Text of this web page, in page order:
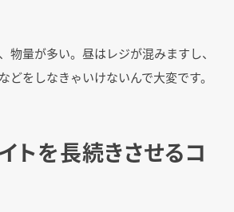
物量が多い。昼はレジが混みますし、
どをしなきゃいけないんで大変です。
トを長続きさせるコ